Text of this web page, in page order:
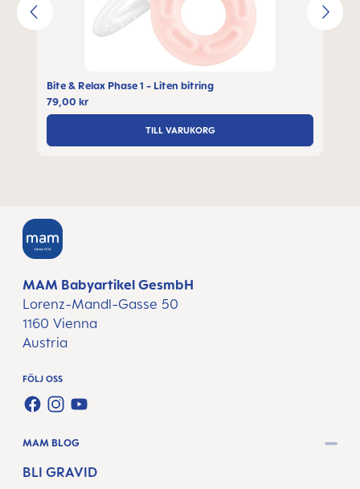
Bite & Relax Phase 1 - Liten bitring
79,00 kr
TILL VARUKORG
MAM Babyartikel GesmbH
Lorenz-Mandl-Gasse 50
1160 Vienna
Austria
FÖLJ OSS
FACEBOOK
INSTAGRAM
YOUTUBE
MAM BLOG
BLI GRAVID